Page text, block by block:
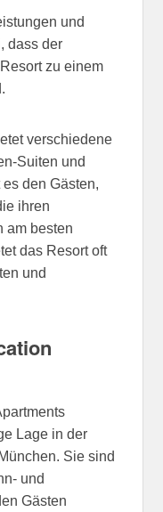
und
dass der
zu einem
verschiedene
Suiten und
den Gästen,
ihren
am besten
das Resort oft
und
Lage in der
Sie sind
und
Gästen